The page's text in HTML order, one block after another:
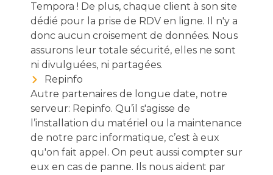
Tempora ! De plus, chaque client à son site
dédié pour la prise de RDV en ligne. Il n'y a
donc aucun croisement de données. Nous
assurons leur totale sécurité, elles ne sont
ni divulguées, ni partagées.
Repinfo
Autre partenaires de longue date, notre
serveur: Repinfo. Qu’il s'agisse de
l’installation du matériel ou la maintenance
de notre parc informatique, c’est à eux
qu'on fait appel. On peut aussi compter sur
eux en cas de panne. Ils nous aident par